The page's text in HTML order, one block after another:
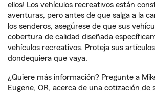
ellos! Los vehículos recreativos están
aventuras, pero antes de que salga a la
los senderos, asegúrese de que sus
cobertura de calidad diseñada
vehículos recreativos. Proteja sus
dondequiera que vaya.
¿Quiere más información? Pregunte a
Eugene, OR, acerca de una cotización de